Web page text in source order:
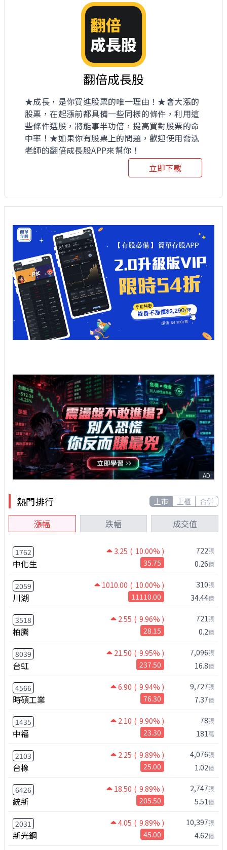
翻倍成長股
★成長，是你買進股票的唯一理由！★會大漲的
股票，在起漲前都具備一些同樣的條件，利用這
些條件選股，將能事半功倍，提高買對股票的命
中率！★如果你有股票上的問題，歡迎使用喬泓
老師的翻倍成長股APP來幫你！
立即下載
AD
熱門排行 上市 上櫃 合併
漲幅 跌幅 成交值
1762 3.25 ( 10.00% )
中化生 35.75
722張
0.26億
2059 1010.00 ( 10.00% )
川湖 11110.00
310張
34.44億
3518 2.55 ( 9.96% )
柏騰 28.15
721張
0.2億
8039 21.50 ( 9.95% )
台虹 237.50
7,096張
16.8億
4566 6.90 ( 9.94% )
時碩工業 76.30
9,727張
7.37億
1435 2.10 ( 9.90% )
中福 23.30
78張
181萬
2103 2.25 ( 9.89% )
台橡 25.00
4,076張
1.02億
6426 18.50 ( 9.89% )
統新 205.50
2,747張
5.51億
2031 4.05 ( 9.89% )
新光鋼 45.00
10,397張
4.62億